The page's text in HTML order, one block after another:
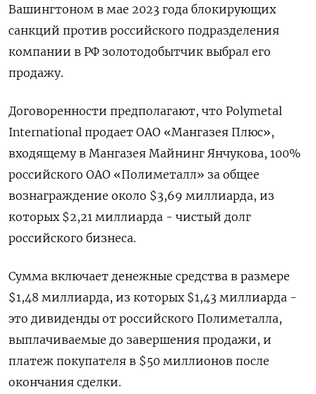
Вашингтоном в мае 2023 года блокирующих
санкций против российского подразделения
компании в РФ золотодобытчик выбрал его
продажу.
Договоренности предполагают, что Polymetal
International продает ОАО «Мангазея Плюс»,
входящему в Мангазея Майнинг Янчукова, 100%
российского ОАО «Полиметалл» за общее
вознаграждение около $3,69 миллиарда, из
которых $2,21 миллиарда - чистый долг
российского бизнеса.
Сумма включает денежные средства в размере
$1,48 миллиарда, из которых $1,43 миллиарда -
это дивиденды от российского Полиметалла,
выплачиваемые до завершения продажи, и
платеж покупателя в $50 миллионов после
окончания сделки.